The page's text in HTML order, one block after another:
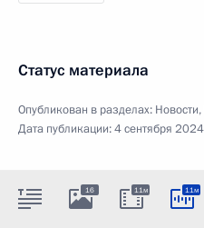
Статус материала
Опубликован в разделах: Новости,
Дата публикации:4 сентября
16 11м 11м